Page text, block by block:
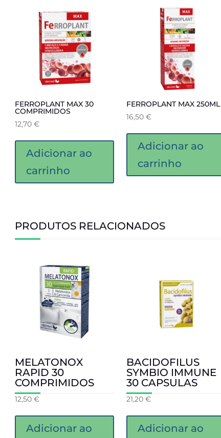
FERROPLANT MAX 30
COMPRIMIDOS
12,70 €
Adicionar ao
carrinho
FERROPLANT MAX 250ML
16,50€
Adicionar ao
carrinho
PRODUTOS RELACIONADOS
MELATONOX
RAPID 30
COMPRIMIDOS
12,50 €
Adicionar ao
BACIDOFILUS
SYMBIO IMMUNE
30 CAPSULAS
21,20€
Adicionar ao